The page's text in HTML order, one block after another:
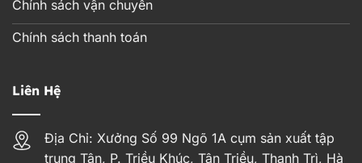
Chính sách vận chuyển
Chính sách thanh toán
Liên Hệ
Địa Chỉ: Xưởng Số 99 Ngõ 1A cụm sản xuất tập
trung Tân, P. Triều Khúc, Tân Triều, Thanh Trì, Hà